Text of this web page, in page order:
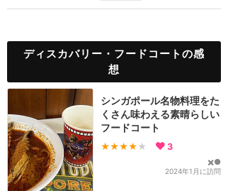
ディスカバリー・フードコートの感
想
シンガポール名物料理をた
くさん味わえる素晴らしい
フードコート
★★★★ ★ 3
✖️●
2024年1月に訪問